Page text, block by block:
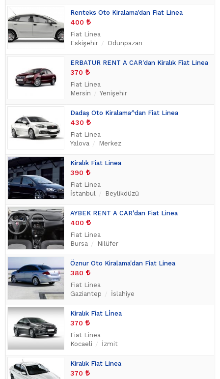
Renteks Oto Kiralama'dan Fiat Linea
400
Fiat Linea
Eskişehir
Odunpazarı
ERBATUR RENT A CAR'dan Kiralık Fiat Linea
370
Fiat Linea
Mersin
Yenişehir
Dadaş Oto Kiralama^dan Fiat Linea
430
Fiat Linea
Yalova
Merkez
Kiralık Fiat Linea
390
Fiat Linea
İstanbul
Beylikdüzü
AYBEK RENT A CAR'dan Fiat Linea
400
Fiat Linea
Bursa
Nilüfer
Öznur Oto Kiralama'dan Fiat Linea
380
Fiat Linea
Gaziantep
İslahiye
Kiralık Fiat Lİnea
370
Fiat Linea
Kocaeli
İzmit
Kiralık Fiat Linea
370